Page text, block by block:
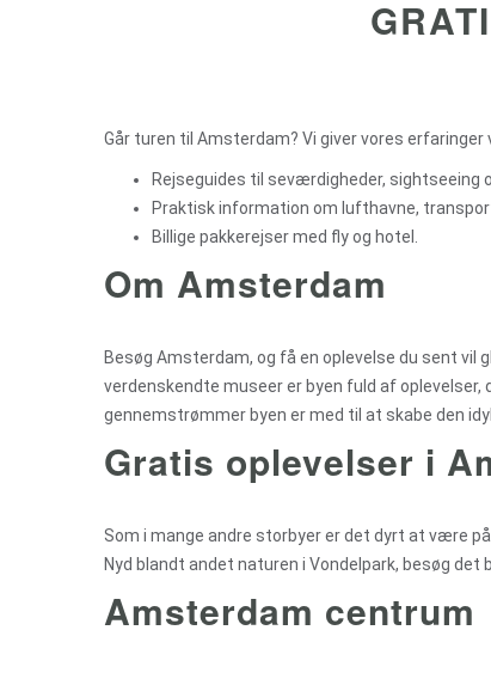
Går turen til Amsterdam? Vi giver vores
Rejseguides til seværdigheder, sightseeing
Praktisk information om lufthavne,
Billige pakkerejser med fly og hotel.
Om Amsterdam
Besøg Amsterdam, og få en oplevelse du sent vil
verdenskendte museer er byen fuld af
gennemstrømmer byen er med til at skabe den
Gratis oplevelser i
Som i mange andre storbyer er det dyrt at være
Nyd blandt andet naturen i Vondelpark, besøg
Amsterdam centrum